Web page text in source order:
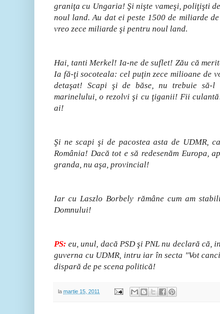
graniţa cu Ungaria! Şi nişte vameşi, poliţişti
noul land. Au dat ei peste 1500 de miliarde
vreo zece miliarde şi pentru noul land.
Hai, tanti Merkel! Ia-ne de suflet! Zău că
Ia fă-ţi socoteala: cel puţin zece milioane de
detaşat! Scapi şi de băse, nu trebuie să-l
marinelului, o rezolvi şi cu ţiganii! Fii
ai!
Şi ne scapi şi de pacostea asta de UDMR,
România! Dacă tot e să redesenăm Europa,
granda, nu aşa, provincial!
Iar cu Laszlo Borbely rămâne cum am
Domnului!
PS: eu, unul, dacă PSD şi PNL nu declară că,
guverna cu UDMR, intru iar în secta "Vot
dispară de pe scena politică!
la martie 15, 2011